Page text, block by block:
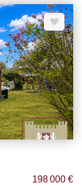
d'eau, wc. Un
Assainissement
finitions à
198 000 €